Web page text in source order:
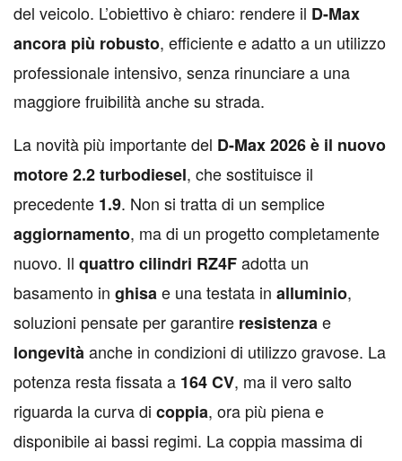
del veicolo. L’obiettivo è chiaro: rendere il D-Max
ancora più robusto, efficiente e adatto a un utilizzo
professionale intensivo, senza rinunciare a una
maggiore fruibilità anche su strada.
La novità più importante del D-Max 2026 è il nuovo
motore 2.2 turbodiesel, che sostituisce il
precedente 1.9. Non si tratta di un semplice
aggiornamento, ma di un progetto completamente
nuovo. Il quattro cilindri RZ4Fadotta un
basamento in ghisae una testata in alluminio,
soluzioni pensate per garantire resistenzae
longevitàanche in condizioni di utilizzo gravose. La
potenza resta fissata a 164 CV, ma il vero salto
riguarda la curva di coppia, ora più piena e
disponibile ai bassi regimi. La coppia massima di